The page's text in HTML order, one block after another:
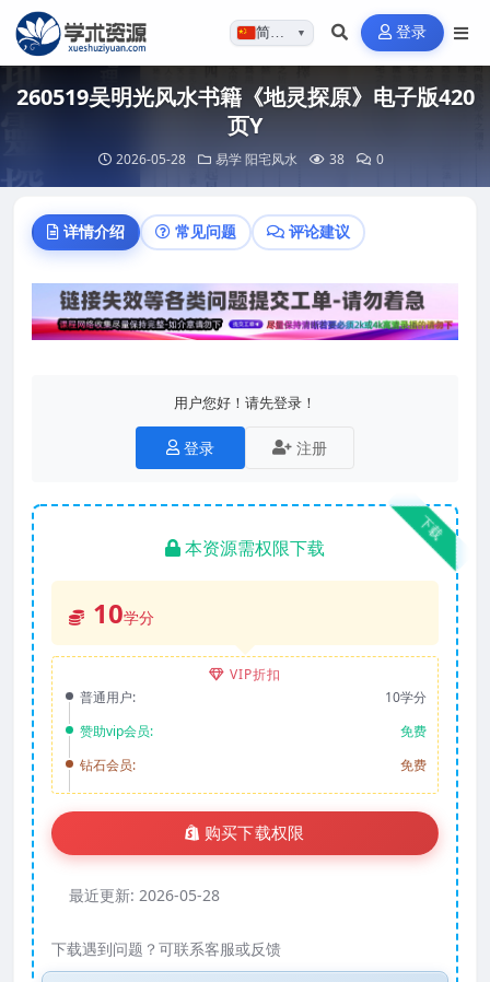
简体…▼ 登录
260519吴明光风水书籍《地灵探原》电子版420
页Y
2026-05-28 易学 阳宅风水 38 0
详情介绍 常见问题 评论建议
用户您好！请先登录！
登录 注册
下载
本资源需权限下载
10学分
VIP折扣
普通用户:
10学分
赞助vip会员:
免费
钻石会员:
免费
购买下载权限
最近更新: 2026-05-28
下载遇到问题？可联系客服或反馈